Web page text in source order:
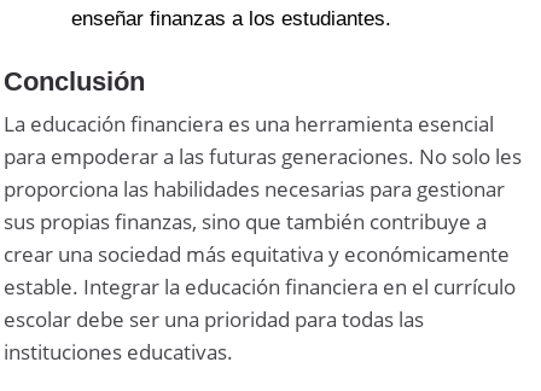
enseñar finanzas a los estudiantes.
Conclusión
La educación financiera es una herramienta esencial
para empoderar a las futuras generaciones. No solo les
proporciona las habilidades necesarias para gestionar
sus propias finanzas, sino que también contribuye a
crear una sociedad más equitativa y económicamente
estable. Integrar la educación financiera en el currículo
escolar debe ser una prioridad para todas las
instituciones educativas.